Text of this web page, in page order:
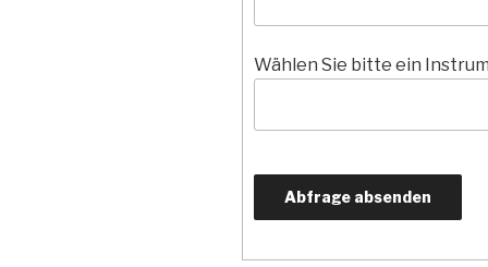
Wählen Sie bitte ein